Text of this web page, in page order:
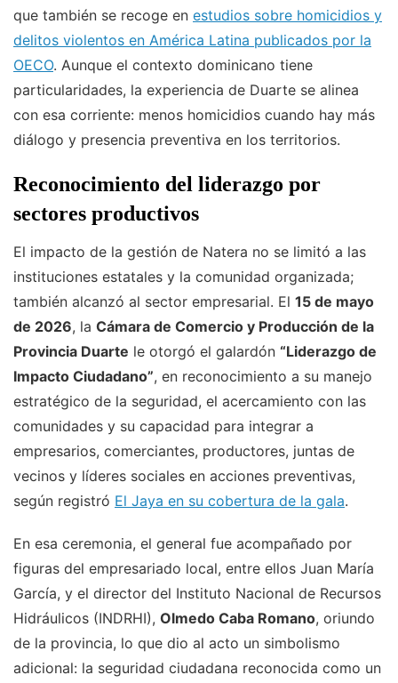
que también se recoge en estudios sobre homicidios y
delitos violentos en América Latina publicados por la
OECO. Aunque el contexto dominicano tiene
particularidades, la experiencia de Duarte se alinea
con esa corriente: menos homicidios cuando hay más
diálogo y presencia preventiva en los territorios.
Reconocimiento del liderazgo por
sectores productivos
El impacto de la gestión de Natera no se limitó a las
instituciones estatales y la comunidad organizada;
también alcanzó al sector empresarial. El 15 de mayo
de 2026, la Cámara de Comercio y Producción de la
Provincia Duarte le otorgó el galardón “Liderazgo de
Impacto Ciudadano”, en reconocimiento a su manejo
estratégico de la seguridad, el acercamiento con las
comunidades y su capacidad para integrar a
empresarios, comerciantes, productores, juntas de
vecinos y líderes sociales en acciones preventivas,
según registró El Jaya en su cobertura de la gala.
En esa ceremonia, el general fue acompañado por
figuras del empresariado local, entre ellos Juan María
García, y el director del Instituto Nacional de Recursos
Hidráulicos (INDRHI), Olmedo Caba Romano, oriundo
de la provincia, lo que dio al acto un simbolismo
adicional: la seguridad ciudadana reconocida como un